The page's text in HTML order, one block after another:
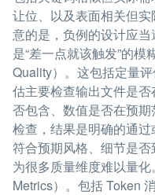
让位、以及表面相关但
意的是，负例的设计应
是“差一点就该触发”的
Quality）。这包括定量
估主要检查输出文件是
否包含、数值是否在预
检查，结果是明确的通
符合预期风格、细节是
为很多质量维度难以量
Metrics）。包括 Token